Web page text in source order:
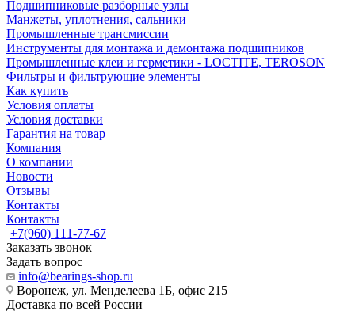
Подшипниковые разборные узлы
Манжеты, уплотнения, сальники
Промышленные трансмиссии
Инструменты для монтажа и демонтажа подшипников
Промышленные клеи и герметики - LOCTITE, TEROSON
Фильтры и фильтрующие элементы
Как купить
Условия оплаты
Условия доставки
Гарантия на товар
Компания
О компании
Новости
Отзывы
Контакты
Контакты
+7(960) 111-77-67
Заказать звонок
Задать вопрос
info@bearings-shop.ru
Воронеж, ул. Менделеева 1Б, офис 215
Доставка по всей России